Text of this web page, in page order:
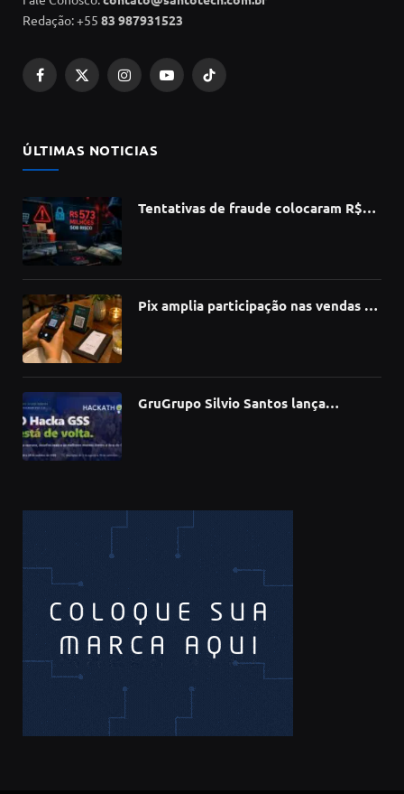
Redação: +55 83 987931523
Facebook
X
InstagramYouTubeTikTok
ÚLTIMAS NOTICIAS
Tentativas de fraude colocaram R$
Pix amplia participação nas vendas de
GruGrupo Silvio Santos lança